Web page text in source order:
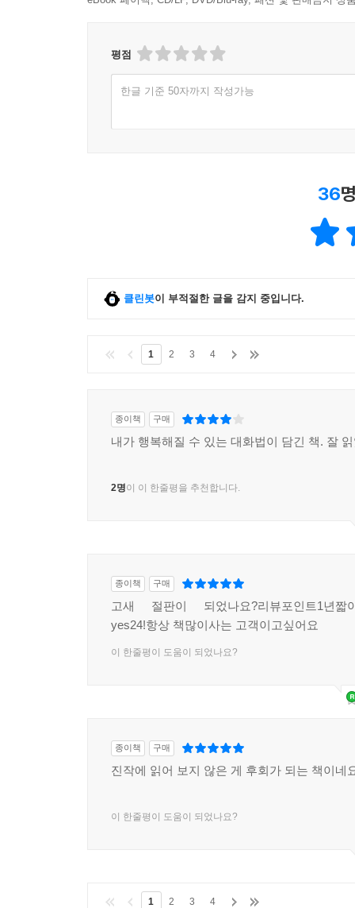
평점
한글 기준 50자까지 작성가능
36
클린봇이 부적절한 글을 감지 중입니다.
1 2 3 4
종이책 구매
내가 행복해질 수 있는 대화법이 담긴 책. 잘
2명이 이 한줄평을 추천합니다.
종이책 구매
고새 절판이 되었나요?리뷰포인트1년짧
yes24!항상 책많이사는 고객이고싶어요
이 한줄평이 도움이 되었나요?
종이책 구매
진작에 읽어 보지 않은 게 후회가 되는 책이네
이 한줄평이 도움이 되었나요?
1 2 3 4